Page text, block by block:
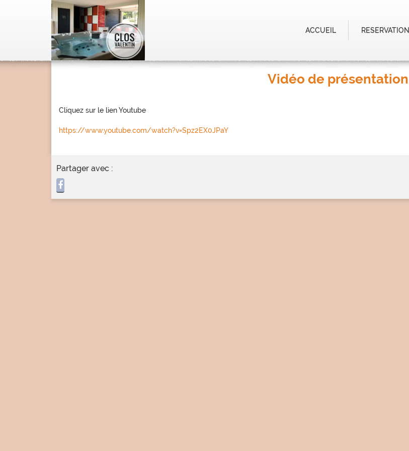
ACCUEIL RESERVATION
Vidéo de présentation
Cliquez sur le lien Youtube
https://www.youtube.com/watch?v=Spz2EX0JPaY
Partager avec :